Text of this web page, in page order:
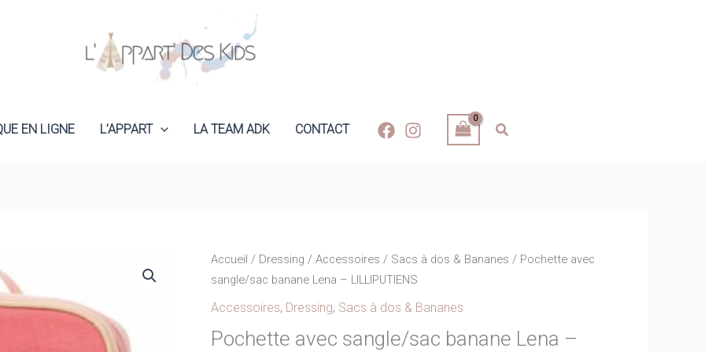
EN LIGNE L’APPART LA TEAM ADK CONTACT
Accueil / Dressing /Accessoires / Sacs à dos & Bananes / Pochette avec
sangle/sac banane Lena – LILLIPUTIENS
Accessoires, Dressing, Sacs à dos & Bananes
Pochette avec sangle/sac banane Lena –